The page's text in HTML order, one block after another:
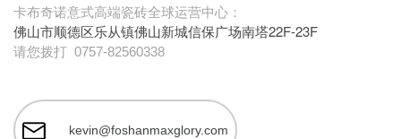
卡布奇诺意式高端瓷砖全球运营中心：
佛山市顺德区乐从镇佛山新城信保广场南塔22F-23F
请您拨打 0757-82560338
kevin@foshanmaxglory.com